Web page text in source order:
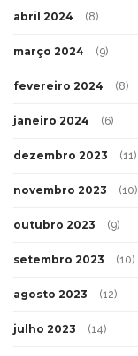
abril 2024 (8)
março 2024 (9)
fevereiro 2024 (8)
janeiro 2024 (6)
dezembro 2023 (11)
novembro 2023 (10)
outubro 2023 (9)
setembro 2023 (10)
agosto 2023 (12)
julho 2023 (14)